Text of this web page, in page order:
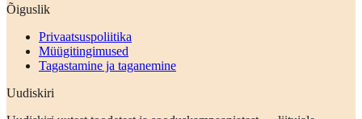
Õiguslik
Privaatsuspoliitika
Müügitingimused
Tagastamine ja taganemine
Uudiskiri